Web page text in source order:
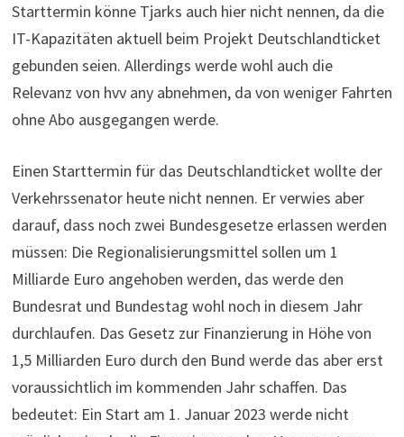
Starttermin könne Tjarks auch hier nicht nennen, da die
IT-Kapazitäten aktuell beim Projekt Deutschlandticket
gebunden seien. Allerdings werde wohl auch die
Relevanz von hvv any abnehmen, da von weniger Fahrten
ohne Abo ausgegangen werde.
Einen Starttermin für das Deutschlandticket wollte der
Verkehrssenator heute nicht nennen. Er verwies aber
darauf, dass noch zwei Bundesgesetze erlassen werden
müssen: Die Regionalisierungsmittel sollen um 1
Milliarde Euro angehoben werden, das werde den
Bundesrat und Bundestag wohl noch in diesem Jahr
durchlaufen. Das Gesetz zur Finanzierung in Höhe von
1,5 Milliarden Euro durch den Bund werde das aber erst
voraussichtlich im kommenden Jahr schaffen. Das
bedeutet: Ein Start am 1. Januar 2023 werde nicht